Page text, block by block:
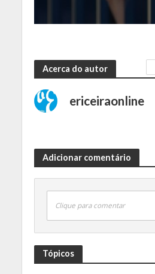
Acerca do autor
ericeiraonline
Adicionar comentário
Clique para comentar
Tópicos